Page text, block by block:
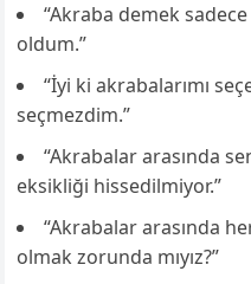
“Akraba demek
oldum.”
“İyi ki akrabalarımı
seçmezdim.”
“Akrabalar arasında
eksikliği hissedilmiyor.”
“Akrabalar arasında
olmak zorunda mıyız?”